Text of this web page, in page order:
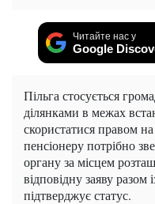
Читайте нас у
Google
Пільга стосується
ділянками в межах
скористатися правом
пенсіонеру потрібно
органу за місцем
відповідну заяву
підтверджує статус.